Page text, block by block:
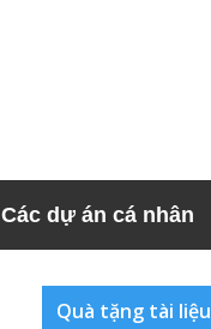
Các dự án cá nhân
Quà tặng tài liệu